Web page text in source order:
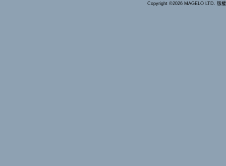
Copyright ©2026 MAGELO LTD. 版